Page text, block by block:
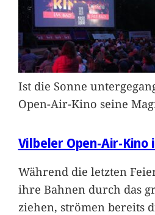
Ist die Sonne
Open-Air-Kino seine
Vilbeler Open-Air-Kino
Während die letzten
ihre Bahnen durch das
ziehen, strömen bereits